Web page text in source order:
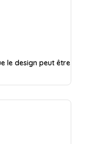
le design peut être